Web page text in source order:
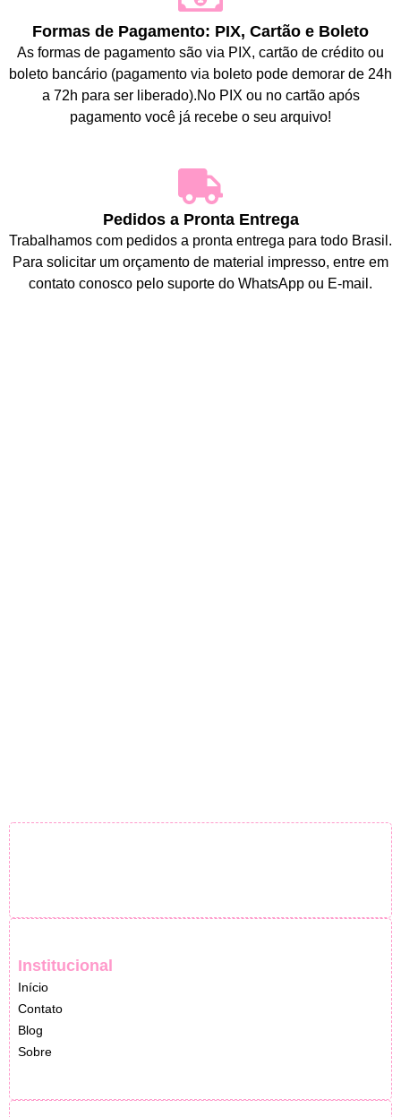
Formas de Pagamento: PIX, Cartão e Boleto
As formas de pagamento são via PIX, cartão de crédito ou
boleto bancário (pagamento via boleto pode demorar de 24h
a 72h para ser liberado).No PIX ou no cartão após
pagamento você já recebe o seu arquivo!
Pedidos a Pronta Entrega
Trabalhamos com pedidos a pronta entrega para todo Brasil.
Para solicitar um orçamento de material impresso, entre em
contato conosco pelo suporte do WhatsApp ou E-mail.
Institucional
Início
Contato
Blog
Sobre